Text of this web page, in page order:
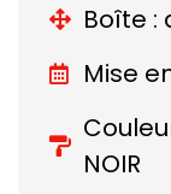
Boîte
Mise
NOIR